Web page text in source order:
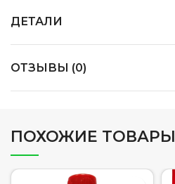
ДЕТАЛИ
ОТЗЫВЫ (0)
ПОХОЖИЕ ТОВАРЫ